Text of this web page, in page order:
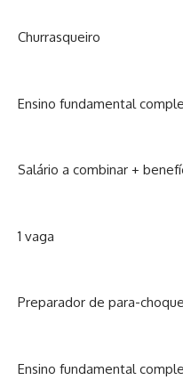
Churrasqueiro
Ensino fundamental
Salário a combinar +
1 vaga
Preparador de para-
Ensino fundamental